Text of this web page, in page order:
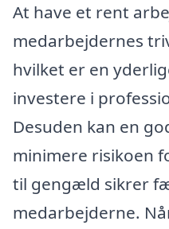
At have et rent
medarbejdernes
hvilket er en
investere i
Desuden kan en
minimere risikoen
til gengæld sikrer
medarbejderne.